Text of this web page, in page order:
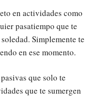
en actividades como
pasatiempo que te
Simplemente te
en ese momento.
que solo te
que te sumergen